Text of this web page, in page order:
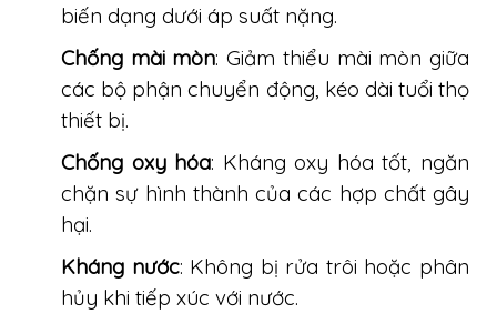
biến dạng dưới áp suất nặng.
Chống mài mòn: Giảm thiểu mài mòn giữa
các bộ phận chuyển động, kéo dài tuổi thọ
thiết bị.
Chống oxy hóa: Kháng oxy hóa tốt, ngăn
chặn sự hình thành của các hợp chất gây
hại.
Kháng nước: Không bị rửa trôi hoặc phân
hủy khi tiếp xúc với nước.